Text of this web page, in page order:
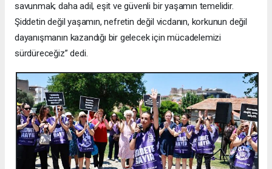
savunmak; daha adil, eşit ve güvenli bir yaşamın temelidir.
Şiddetin değil yaşamın, nefretin değil vicdanın, korkunun değil
dayanışmanın kazandığı bir gelecek için mücadelemizi
sürdüreceğiz” dedi.